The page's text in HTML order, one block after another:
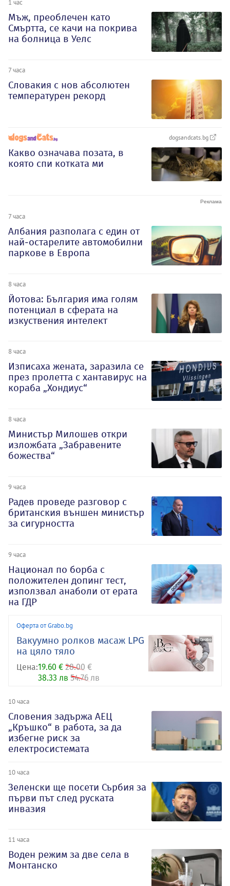
1 час
Мъж, преоблечен като
Смъртта, се качи на покрива
на болница в Уелс
7 часа
Словакия с нов абсолютен
температурен рекорд
dogsandcats.bg
Какво означава позата, в
която спи котката ми
7 часа
Албания разполага с един от
най-остарелите автомобилни
паркове в Европа
8 часа
Йотова: България има голям
потенциал в сферата на
изкуствения интелект
8 часа
Изписаха жената, заразила се
през пролетта с хантавирус на
кораба „Хондиус“
8 часа
Министър Милошев откри
изложбата „Забравените
божества“
9 часа
Радев проведе разговор с
британския външен министър
за сигурността
9 часа
Национал по борба с
положителен допинг тест,
използвал анаболи от ерата
на ГДР
Оферта от Grabo.bg
Вакуумно ролков масаж LPG
на цяло тяло
Цена:19.60 € 28.00 €
38.33 лв 54.76 лв
10 часа
Словения задържа АЕЦ
„Кръшко“ в работа, за да
избегне риск за
електросистемата
10 часа
Зеленски ще посети Сърбия за
първи път след руската
инвазия
11 часа
Воден режим за две села в
Монтанско